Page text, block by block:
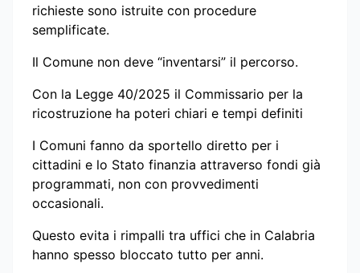
richieste sono istruite con procedure
semplificate.
Il Comune non deve “inventarsi” il percorso.
Con la Legge 40/2025 il Commissario per la
ricostruzione ha poteri chiari e tempi definiti
I Comuni fanno da sportello diretto per i
cittadini e lo Stato finanzia attraverso fondi già
programmati, non con provvedimenti
occasionali.
Questo evita i rimpalli tra uffici che in Calabria
hanno spesso bloccato tutto per anni.